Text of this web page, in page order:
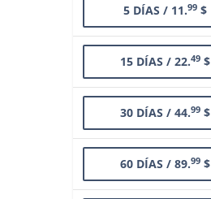
5 DÍAS / 11.99$
15 DÍAS / 22.49$
30 DÍAS / 44.99$
60 DÍAS / 89.99$